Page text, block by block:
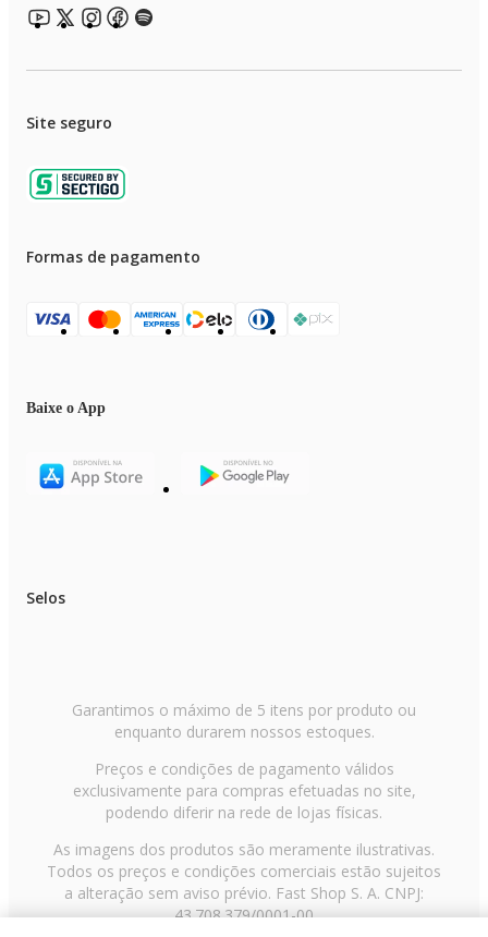
Site seguro
Formas de pagamento
Baixe o App
Selos
Garantimos o máximo de 5 itens por produto ou
enquanto durarem nossos estoques.
Preços e condições de pagamento válidos
exclusivamente para compras efetuadas no site,
podendo diferir na rede de lojas físicas.
As imagens dos produtos são meramente ilustrativas.
Todos os preços e condições comerciais estão sujeitos
a alteração sem aviso prévio. Fast Shop S. A. CNPJ:
43.708.379/0001-00